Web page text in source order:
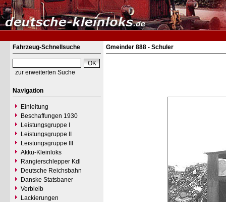
Fahrzeug-Schnellsuche
zur erweiterten Suche
Navigation
Einleitung
Beschaffungen 1930
Leistungsgruppe I
Leistungsgruppe II
Leistungsgruppe III
Akku-Kleinloks
Rangierschlepper Kdl
Deutsche Reichsbahn
Danske Statsbaner
Verbleib
Lackierungen
Gmeinder 888 - Schuler